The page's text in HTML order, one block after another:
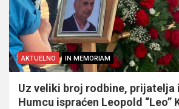
AKTUELNO IN MEMORIAM
Uz veliki broj rodbine, prijatelja
Humcu ispraćen Leopold “Leo”